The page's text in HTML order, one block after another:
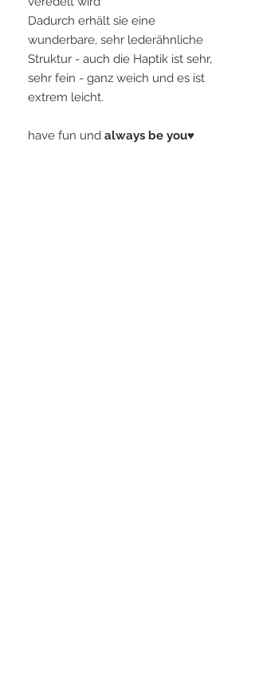
Dadurch erhält sie eine
wunderbare, sehr lederähnliche
Struktur - auch die Haptik ist sehr,
sehr fein - ganz weich und es ist
extrem leicht.
have fun und always be you♥